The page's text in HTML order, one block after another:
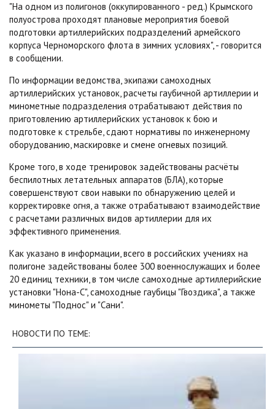
"На одном из полигонов (оккупированного - ред.) Крымского
полуострова проходят плановые мероприятия боевой
подготовки артиллерийских подразделений армейского
корпуса Черноморского флота в зимних условиях", - говорится
в сообщении.
По информации ведомства, экипажи самоходных
артиллерийских установок, расчеты гаубичной артиллерии и
минометные подразделения отрабатывают действия по
приготовлению артиллерийских установок к бою и
подготовке к стрельбе, сдают нормативы по инженерному
оборудованию, маскировке и смене огневых позиций.
Кроме того, в ходе тренировок задействованы расчёты
беспилотных летательных аппаратов (БЛА), которые
совершенствуют свои навыки по обнаружению целей и
корректировке огня, а также отрабатывают взаимодействие
с расчетами различных видов артиллерии для их
эффективного применения.
Как указано в информации, всего в российских учениях на
полигоне задействованы более 300 военнослужащих и более
20 единиц техники, в том числе самоходные артиллерийские
установки "Нона-С", самоходные гаубицы "Гвоздика", а также
минометы "Поднос" и "Сани".
НОВОСТИ ПО ТЕМЕ: